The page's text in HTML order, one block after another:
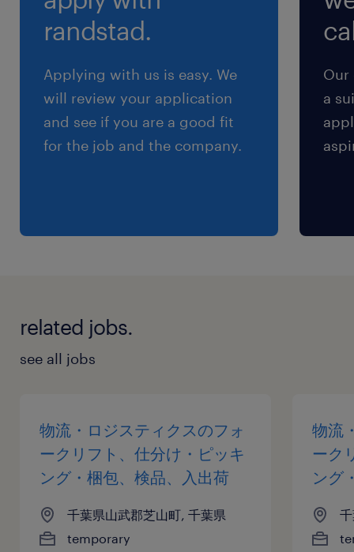
8:30-17:30（実働8時間00分・休憩60分）
残業
月20〜40時間程度（しっかり稼げる環境です）
randstad.
Applying with us is easy. We
will review your application
and see if you are a good fit
for the job and the company.
Our
a
related jobs.
see all jobs
物流・ロジスティクスのフォ
ークリフト、仕分け・ピッキ
ング・梱包、検品、入出荷
千葉県山武郡芝山町, 千葉県
temporary
物流
ーク
ング